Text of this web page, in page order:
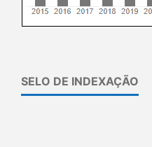
SELO DE INDEXAÇÃO